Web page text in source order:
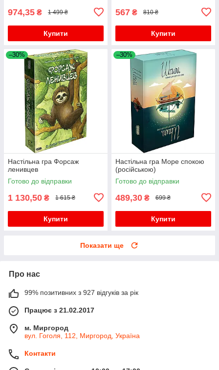
974,35 ₴ 1 499 ₴
Купити
567 ₴ 810 ₴
Купити
–30%
Настільна гра Форсаж
ленивцев
Готово до відправки
1 130,50 ₴ 1 615 ₴
Купити
–30%
Настільна гра Море спокою
(російською)
Готово до відправки
489,30 ₴ 699 ₴
Купити
Показати ще
Про нас
99% позитивних з 927 відгуків за рік
Працює з 21.02.2017
м. Миргород
вул. Гоголя, 112, Миргород, Україна
Контакти